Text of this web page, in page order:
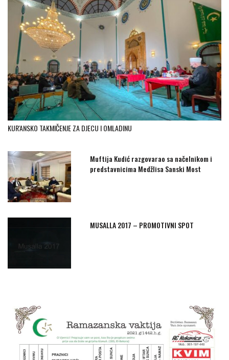
KUR'ANSKO TAKMIČENJE ZA DJECU I OMLADINU
Muftija Kudić razgovarao sa načelnikom i
predstavnicima Medžlisa Sanski Most
MUSALLA 2017 – PROMOTIVNI SPOT